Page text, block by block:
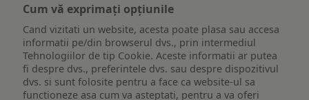
Cum vă exprimați opțiunile
Cand vizitati un website, acesta poate plasa sau accesa
informatii pe/din browserul dvs., prin intermediul
Tehnologiilor de tip Cookie. Aceste informatii ar putea
fi despre dvs., preferintele dvs. sau despre dispozitivul
dvs. si sunt folosite pentru a face ca website-ul sa
functioneze asa cum va asteptati, pentru a va oferi